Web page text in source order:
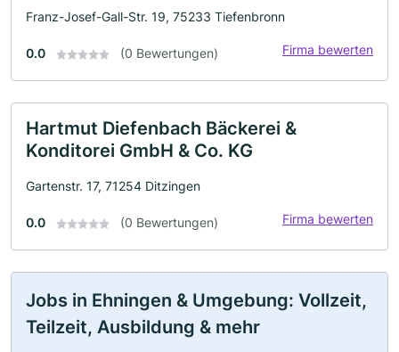
Franz-Josef-Gall-Str. 19, 75233 Tiefenbronn
0.0 (0 Bewertungen) Firma bewerten
Hartmut Diefenbach Bäckerei &
Konditorei GmbH & Co. KG
Gartenstr. 17, 71254 Ditzingen
0.0 (0 Bewertungen) Firma bewerten
Jobs in Ehningen & Umgebung: Vollzeit,
Teilzeit, Ausbildung & mehr